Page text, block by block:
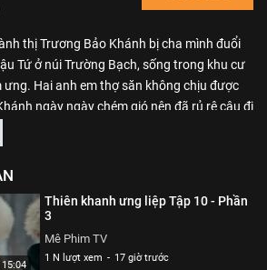
thị Trương Bảo Khánh bị cha mình đuổi
Tứ ở núi Trường Bạch, sống trong khu cư
ưng. Hai anh em thợ săn không chịu được
ngày ngày chém gió nên đã rủ rê cậu đi
tuyết. Nhưng không ngờ, không những
cáo, mà lại gặp phải đám mèo rừng hung
Bị truy đuổi, ba người lạc vào một sơn
và hai anh em thợ săn vừa chạy trốn
đã vô tình thu hút kỳ án Thiên khanh năm
15:04
Thiên khanh ưng liệp Tập 10 - Phần
3
Mê Phim TV
1 N lượt xem - 17 giờ trước